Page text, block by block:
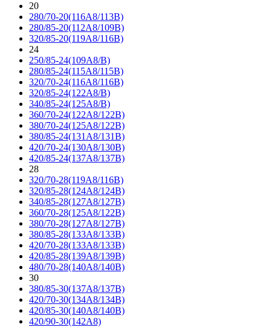
20
280/70-20(116A8/113B)
280/85-20(112A8/109B)
320/85-20(119A8/116B)
24
250/85-24(109A8/B)
280/85-24(115A8/115B)
320/70-24(116A8/116B)
320/85-24(122A8/B)
340/85-24(125A8/B)
360/70-24(122A8/122B)
380/70-24(125A8/122B)
380/85-24(131A8/131B)
420/70-24(130A8/130B)
420/85-24(137A8/137B)
28
320/70-28(119A8/116B)
320/85-28(124A8/124B)
340/85-28(127A8/127B)
360/70-28(125A8/122B)
380/70-28(127A8/127B)
380/85-28(133A8/133B)
420/70-28(133A8/133B)
420/85-28(139A8/139B)
480/70-28(140A8/140B)
30
380/85-30(137A8/137B)
420/70-30(134A8/134B)
420/85-30(140A8/140B)
420/90-30(142A8)